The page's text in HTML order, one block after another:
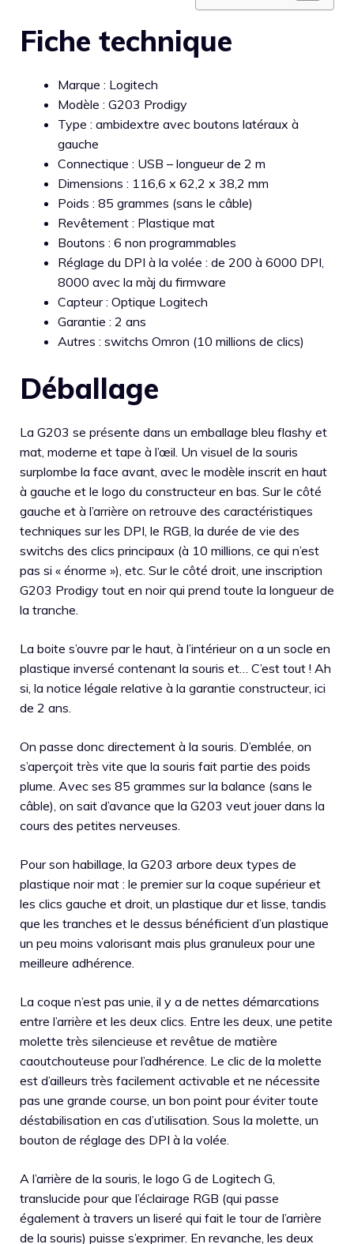
Fiche technique
Marque : Logitech
Modèle : G203 Prodigy
Type : ambidextre avec boutons latéraux à
gauche
Connectique : USB – longueur de 2 m
Dimensions : 116,6 x 62,2 x 38,2 mm
Poids : 85 grammes (sans le câble)
Revêtement : Plastique mat
Boutons : 6 non programmables
Réglage du DPI à la volée : de 200 à 6000 DPI,
8000 avec la màj du firmware
Capteur : Optique Logitech
Garantie : 2 ans
Autres : switchs Omron (10 millions de clics)
Déballage
La G203 se présente dans un emballage bleu flashy et
mat, moderne et tape à l’œil. Un visuel de la souris
surplombe la face avant, avec le modèle inscrit en haut
à gauche et le logo du constructeur en bas. Sur le côté
gauche et à l’arrière on retrouve des caractéristiques
techniques sur les DPI, le RGB, la durée de vie des
switchs des clics principaux (à 10 millions, ce qui n’est
pas si « énorme »), etc. Sur le côté droit, une inscription
G203 Prodigy tout en noir qui prend toute la longueur de
la tranche.
La boite s’ouvre par le haut, à l’intérieur on a un socle en
plastique inversé contenant la souris et… C’est tout ! Ah
si, la notice légale relative à la garantie constructeur, ici
de 2 ans.
On passe donc directement à la souris. D’emblée, on
s’aperçoit très vite que la souris fait partie des poids
plume. Avec ses 85 grammes sur la balance (sans le
câble), on sait d’avance que la G203 veut jouer dans la
cours des petites nerveuses.
Pour son habillage, la G203 arbore deux types de
plastique noir mat : le premier sur la coque supérieur et
les clics gauche et droit, un plastique dur et lisse, tandis
que les tranches et le dessus bénéficient d’un plastique
un peu moins valorisant mais plus granuleux pour une
meilleure adhérence.
La coque n’est pas unie, il y a de nettes démarcations
entre l’arrière et les deux clics. Entre les deux, une petite
molette très silencieuse et revêtue de matière
caoutchouteuse pour l’adhérence. Le clic de la molette
est d’ailleurs très facilement activable et ne nécessite
pas une grande course, un bon point pour éviter toute
déstabilisation en cas d’utilisation. Sous la molette, un
bouton de réglage des DPI à la volée.
A l’arrière de la souris, le logo G de Logitech G,
translucide pour que l’éclairage RGB (qui passe
également à travers un liseré qui fait le tour de l’arrière
de la souris) puisse s’exprimer. En revanche, les deux